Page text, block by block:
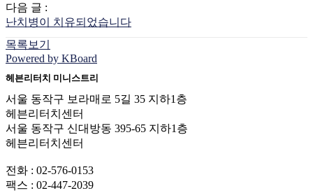
다음 글 :
난치병이 치유되었습니다
목록보기
Powered by KBoard
헤븐리터치 미니스트리
서울 동작구 보라매로 5길 35 지하1층
헤븐리터치센터
서울 동작구 신대방동 395-65 지하1층
헤븐리터치센터
전화 : 02-576-0153
팩스 : 02-447-2039